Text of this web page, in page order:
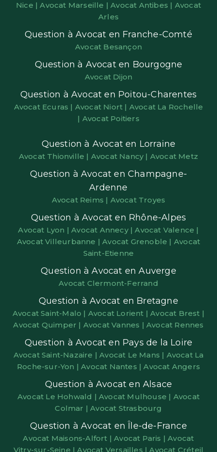
Nice |Avocat Marseille |Avocat Antibes | Avocat
Arles
Question à Avocat en Franche-Comté
Avocat Besançon
Question à Avocat en Bourgogne
Avocat Dijon
Question à Avocat en Poitou-Charentes
Avocat Ecuras | Avocat Niort | Avocat La Rochelle
| Avocat Poitiers
Question à Avocat en Lorraine
Avocat Thionville | Avocat Nancy | Avocat Metz
Question à Avocat en Champagne-
Ardenne
Avocat Reims | Avocat Troyes
Question à Avocat en Rhône-Alpes
Avocat Lyon |Avocat Annecy |Avocat Valence |
Avocat Villeurbanne |Avocat Grenoble | Avocat
Saint-Etienne
Question à Avocat en Auverge
Avocat Clermont-Ferrand
Question à Avocat en Bretagne
Avocat Saint-Malo | Avocat Lorient |Avocat Brest |
Avocat Quimper | Avocat Vannes | Avocat Rennes
Question à Avocat en Pays de la Loire
Avocat Saint-Nazaire |Avocat Le Mans | Avocat La
Roche-sur-Yon |Avocat Nantes |Avocat Angers
Question à Avocat en Alsace
Avocat Le Hohwald |Avocat Mulhouse | Avocat
Colmar |Avocat Strasbourg
Question à Avocat en Île-de-France
Avocat Maisons-Alfort |Avocat Paris |Avocat
Vitry-sur-Seine |Avocat Versailles |Avocat Créteil